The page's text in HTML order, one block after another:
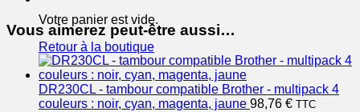
Votre panier est vide.
Retour à la boutique
pages
Vous aimerez peut-être aussi…
DR230CL - tambour compatible Brother - multipack 4
couleurs : noir, cyan, magenta, jaune 98,76 € TTC